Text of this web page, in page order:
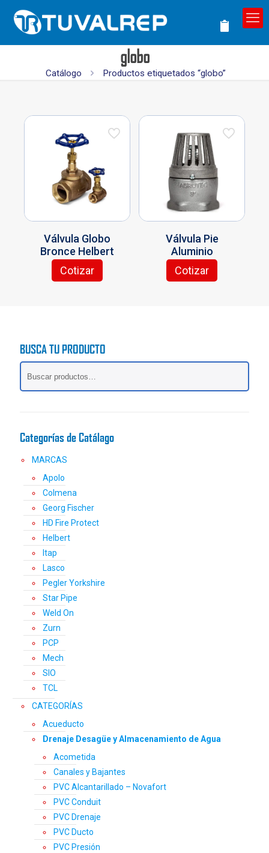
globo
Catálogo Productos etiquetados “globo”
Válvula Globo
Bronce Helbert
Cotizar
Este
opciones
se
pueden
elegir
de
Válvula Pie
Aluminio
Cotizar
Este
se
elegir
BUSCA TU PRODUCTO
Categorías de Catálago
MARCAS
Apolo
Colmena
Georg Fischer
HD Fire Protect
Helbert
Itap
Lasco
Pegler Yorkshire
Star Pipe
Weld On
Zurn
PCP
Mech
SIO
TCL
CATEGORÍAS
Acueducto
Drenaje Desagüe y Almacenamiento de Agua
Acometida
Canales y Bajantes
PVC Alcantarillado – Novafort
PVC Conduit
PVC Drenaje
PVC Ducto
PVC Presión